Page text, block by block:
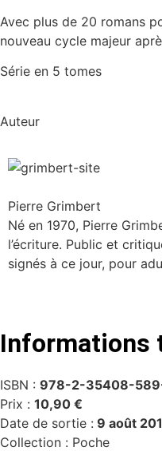
Avec plus de 20 romans
nouveau cycle majeur
Série en 5 tomes
Auteur
Pierre Grimbert
Né en 1970, Pierre
l’écriture. Public et
signés à ce jour, pour
Informations
ISBN : 978-2-35408-
Prix : 10,90 €
Date de sortie : 9 août
Collection : Poche